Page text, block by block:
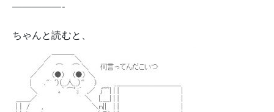
—————-
ちゃんと読むと、